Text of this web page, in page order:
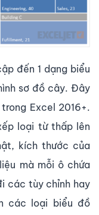
đến 1 dạng biểu
sơ đồ cây. Đây
Excel 2016+.
loại từ thấp lên
kích thước của
mà mỗi ô chứa
các tùy chỉnh hay
các loại biểu đồ